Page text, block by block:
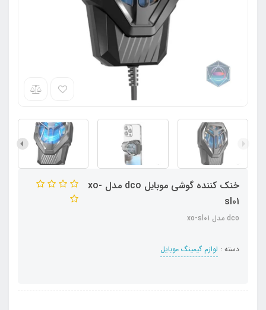
خنک کننده گوشی موبایل dco مدل xo-
sl01
dco مدل xo-sl01
دسته : لوازم گیمینگ موبایل